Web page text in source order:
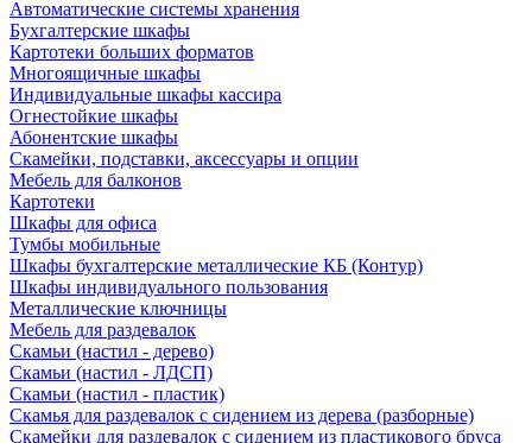
Автоматические системы хранения
Бухгалтерские шкафы
Картотеки больших форматов
Многоящичные шкафы
Индивидуальные шкафы кассира
Огнестойкие шкафы
Абонентские шкафы
Скамейки, подставки, аксессуары и опции
Мебель для балконов
Картотеки
Шкафы для офиса
Тумбы мобильные
Шкафы бухгалтерские металлические КБ (Контур)
Шкафы индивидуального пользования
Металлические ключницы
Мебель для раздевалок
Скамьи (настил - дерево)
Скамьи (настил - ЛДСП)
Скамьи (настил - пластик)
Скамья для раздевалок с сидением из дерева (разборные)
Скамейки для раздевалок с сидением из пластикового бруса